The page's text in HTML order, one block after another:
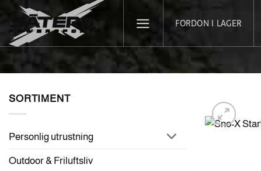
content
FORDON I LAGER
SORTIMENT
Personlig utrustning
Outdoor & Friluftsliv